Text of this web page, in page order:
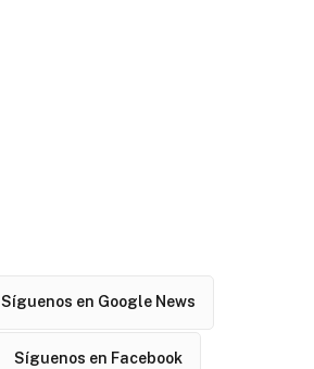
Síguenos en Google News
Síguenos en Facebook